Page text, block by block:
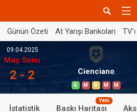
Günün Özeti At Yarışı Bankoları
09.04.2025
Maç Sonu
2 - 2 Cienciano
G M B M M
İstatistik Baskı Haritası
Yeni